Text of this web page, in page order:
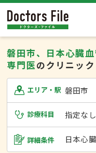
磐田市、日本心臓
専門医のクリニッ
エリア・駅 磐田市
診療科目 指定なし
詳細条件